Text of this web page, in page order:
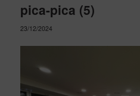
pica-pica (5)
23/12/2024